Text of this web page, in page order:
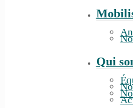
Qui